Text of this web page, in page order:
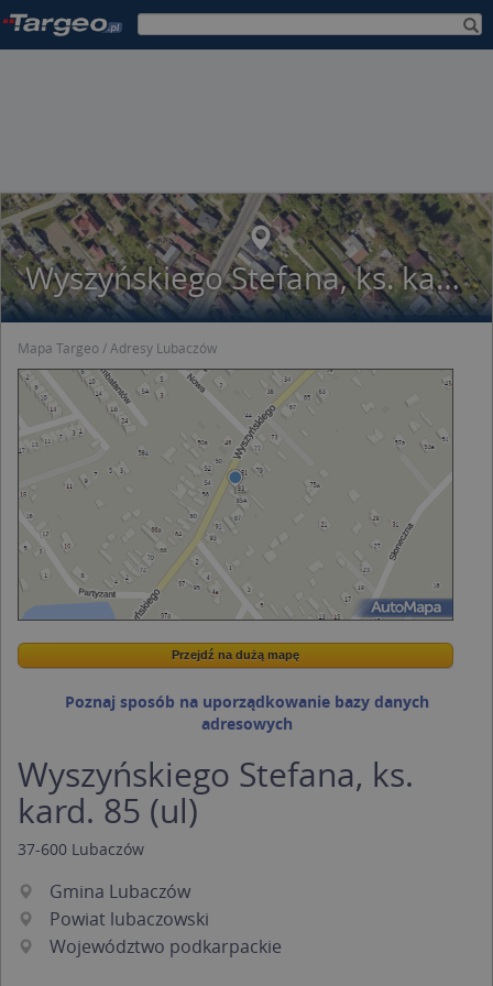
Wyszyńskiego Stefana, ks. kard. 85
Mapa Targeo Adresy Lubaczów
Wstaw tę mapkę na swoją stronę
Przejdź na dużą mapę
Przejdź na dużą mapę
Poznaj sposób na uporządkowanie bazy danych
adresowych
Wyszyńskiego Stefana, ks.
kard. 85 (ul)
37-600 Lubaczów
Gmina Lubaczów
Powiat lubaczowski
Województwo podkarpackie